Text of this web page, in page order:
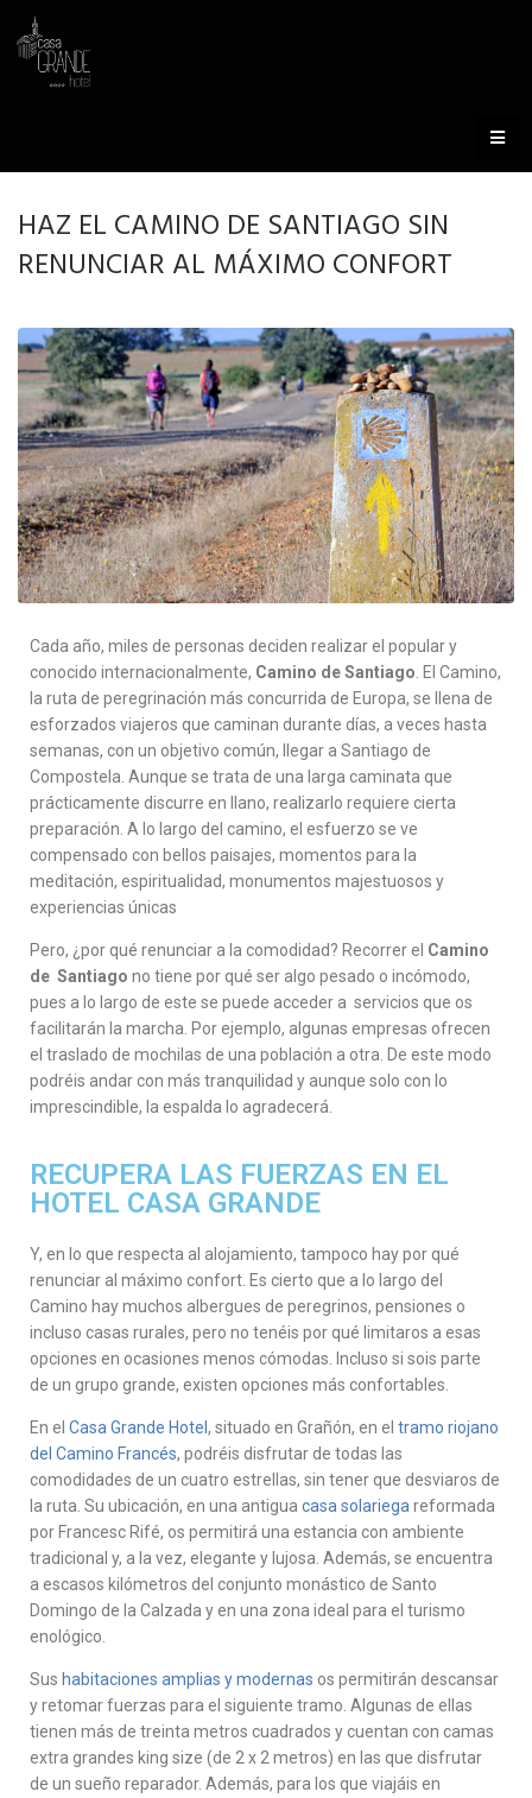
HAZ EL CAMINO DE SANTIAGO SIN
RENUNCIAR AL MÁXIMO CONFORT
Cada año, miles de personas deciden realizar el popular y
conocido internacionalmente, Camino de Santiago . El Camino,
la ruta de peregrinación más concurrida de Europa, se llena de
esforzados viajeros que caminan durante días, a veces hasta
semanas, con un objetivo común, llegar a Santiago de
Compostela. Aunque se trata de una larga caminata que
prácticamente discurre en llano, realizarlo requiere cierta
preparación. A lo largo del camino, el esfuerzo se ve
compensado con bellos paisajes, momentos para la
meditación, espiritualidad, monumentos majestuosos y
experiencias únicas
Pero, ¿por qué renunciar a la comodidad? Recorrer el Camino
de Santiago no tiene por qué ser algo pesado o incómodo,
pues a lo largo de este se puede acceder a servicios que os
facilitarán la marcha. Por ejemplo, algunas empresas ofrecen
el traslado de mochilas de una población a otra. De este modo
podréis andar con más tranquilidad y aunque solo con lo
imprescindible, la espalda lo agradecerá.
RECUPERA LAS FUERZAS EN EL
HOTEL CASA GRANDE
Y, en lo que respecta al alojamiento, tampoco hay por qué
renunciar al máximo confort. Es cierto que a lo largo del
Camino hay muchos albergues de peregrinos, pensiones o
incluso casas rurales, pero no tenéis por qué limitaros a esas
opciones en ocasiones menos cómodas. Incluso si sois parte
de un grupo grande, existen opciones más confortables.
En el Casa Grande Hotel , situado en Grañón, en el tramo riojano
del Camino Francés, podréis disfrutar de todas las
comodidades de un cuatro estrellas, sin tener que desviaros de
la ruta. Su ubicación, en una antigua casa solariega reformada
por Francesc Rifé, os permitirá una estancia con ambiente
tradicional y, a la vez, elegante y lujosa. Además, se encuentra
a escasos kilómetros del conjunto monástico de Santo
Domingo de la Calzada y en una zona ideal para el turismo
enológico.
Sus habitaciones amplias y modernas os permitirán descansar
y retomar fuerzas para el siguiente tramo. Algunas de ellas
tienen más de treinta metros cuadrados y cuentan con camas
extra grandes king size (de 2 x 2 metros) en las que disfrutar
de un sueño reparador. Además, para los que viajáis en